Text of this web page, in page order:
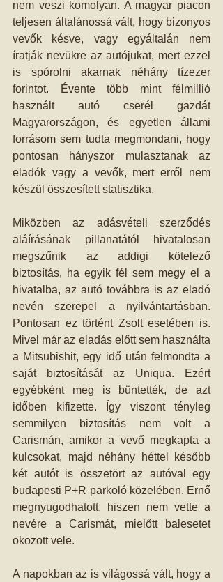
nem veszi komolyan. A magyar piacon
teljesen általánossá vált, hogy bizonyos
vevők késve, vagy egyáltalán nem
íratják nevükre az autójukat, mert ezzel
is spórolni akarnak néhány tízezer
forintot. Évente több mint félmillió
használt autó cserél gazdát
Magyarországon, és egyetlen állami
forrásom sem tudta megmondani, hogy
pontosan hányszor mulasztanak az
eladók vagy a vevők, mert erről nem
készül összesített statisztika.
Miközben az adásvételi szerződés
aláírásának pillanatától hivatalosan
megszűnik az addigi kötelező
biztosítás, ha egyik fél sem megy el a
hivatalba, az autó továbbra is az eladó
nevén szerepel a nyilvántartásban.
Pontosan ez történt Zsolt esetében is.
Mivel már az eladás előtt sem használta
a Mitsubishit, egy idő után felmondta a
saját biztosítását az Uniqua. Ezért
egyébként meg is büntették, de azt
időben kifizette. Így viszont tényleg
semmilyen biztosítás nem volt a
Carismán, amikor a vevő megkapta a
kulcsokat, majd néhány héttel később
két autót is összetört az autóval egy
budapesti P+R parkoló közelében. Ernő
megnyugodhatott, hiszen nem vette a
nevére a Carismát, mielőtt balesetet
okozott vele.
A napokban az is világossá vált, hogy a